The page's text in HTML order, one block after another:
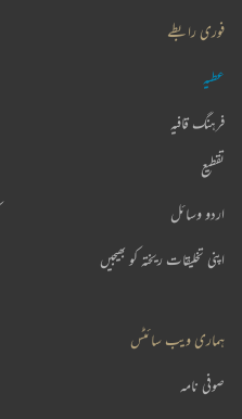
فوری رابطے
عطیہ
فرہنگ قافیہ
تقطیع
اردو وسائل
اپنی تخلیقات ریختہ کو بھیجیں
ہماری ویب سائٹس
صوفی نامہ